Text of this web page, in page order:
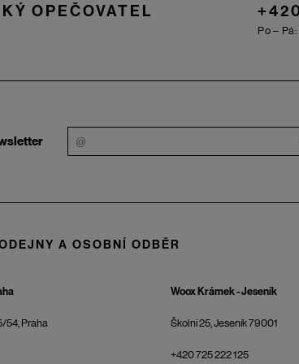
OPEČOVATEL
Po –
A OSOBNÍ ODBĚR
54, Praha
Woox Krámek - Jeseník
Školní 25, Jeseník 79001
+420 725 222 125